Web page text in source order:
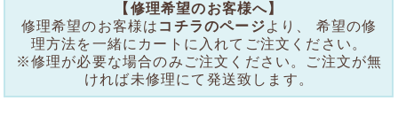
【修理希望のお客様へ】
修理希望のお客様は コチラのページより、 希望の修
理方法を一緒にカートに入れてご注文ください。
※修理が必要な場合のみご注文ください。ご注文が無
ければ未修理にて発送致します。